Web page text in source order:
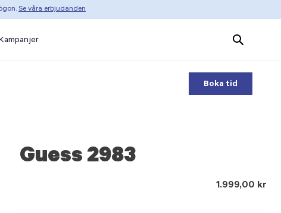
Se våra erbjudanden
Search
Products
Boka tid
Guess 2983
1.999,00 kr